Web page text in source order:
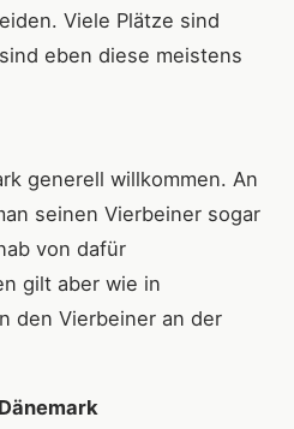
Viele Plätze sind
eben diese meistens
generell willkommen. An
seinen Vierbeiner sogar
von dafür
gilt aber wie in
den Vierbeiner an der